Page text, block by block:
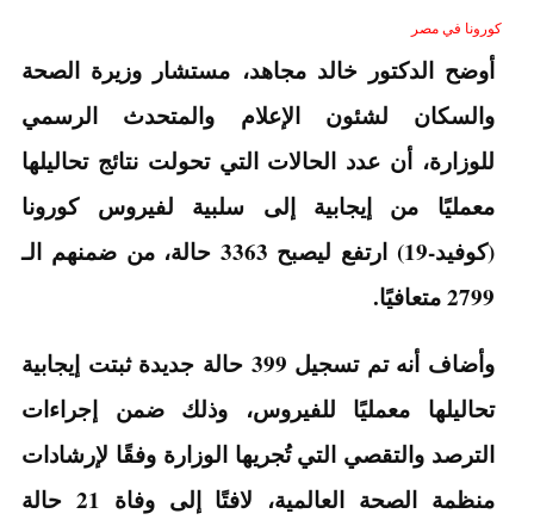
كورونا في مصر
أوضح الدكتور خالد مجاهد، مستشار وزيرة الصحة
والسكان لشئون الإعلام والمتحدث الرسمي
للوزارة، أن عدد الحالات التي تحولت نتائج تحاليلها
معمليًا من إيجابية إلى سلبية لفيروس كورونا
(كوفيد-19) ارتفع ليصبح 3363 حالة، من ضمنهم الـ
2799 متعافيًا.
وأضاف أنه تم تسجيل 399 حالة جديدة ثبتت إيجابية
تحاليلها معمليًا للفيروس، وذلك ضمن إجراءات
الترصد والتقصي التي تُجريها الوزارة وفقًا لإرشادات
منظمة الصحة العالمية، لافتًا إلى وفاة 21 حالة